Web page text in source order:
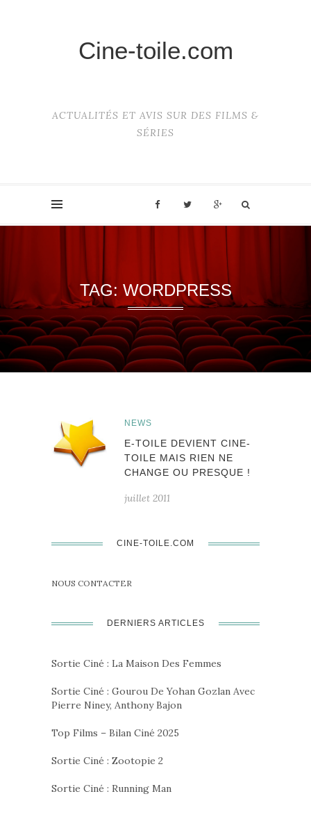
Cine-toile.com
ACTUALITÉS ET AVIS SUR DES FILMS &
SÉRIES
TAG: WORDPRESS
NEWS
E-TOILE DEVIENT CINE-
TOILE MAIS RIEN NE
CHANGE OU PRESQUE !
juillet 2011
CINE-TOILE.COM
NOUS CONTACTER
DERNIERS ARTICLES
Sortie Ciné : La Maison Des Femmes
Sortie Ciné : Gourou De Yohan Gozlan Avec
Pierre Niney, Anthony Bajon
Top Films – Bilan Ciné 2025
Sortie Ciné : Zootopie 2
Sortie Ciné : Running Man